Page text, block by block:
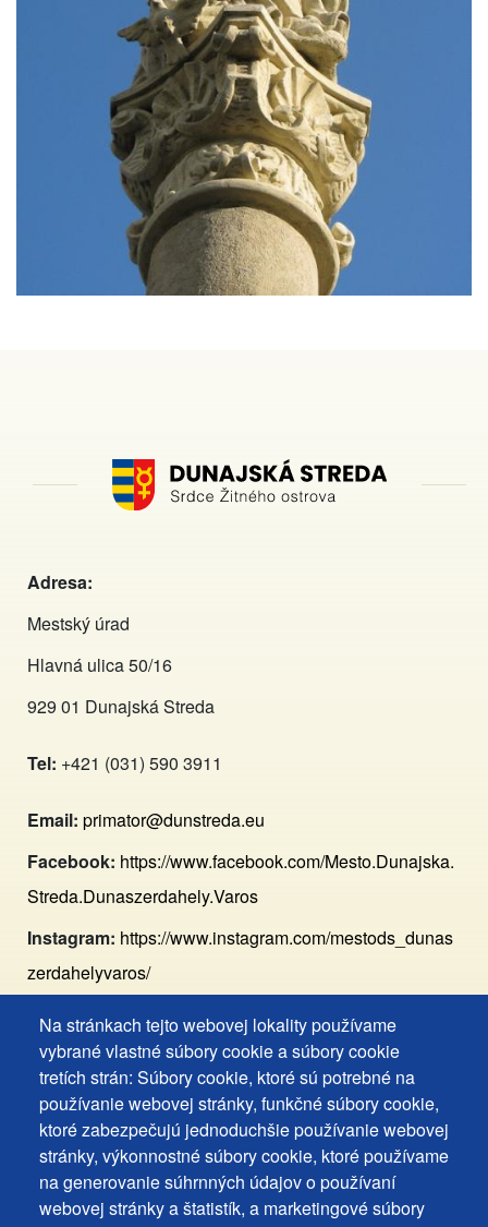
Na stránkach tejto webovej lokality používame
vybrané vlastné súbory cookie a súbory cookie
tretích strán: Súbory cookie, ktoré sú potrebné na
používanie webovej stránky, funkčné súbory cookie,
ktoré zabezpečujú jednoduchšie používanie webovej
stránky, výkonnostné súbory cookie, ktoré používame
na generovanie súhrnných údajov o používaní
webovej stránky a štatistík, a marketingové súbory
Adresa:
Mestský úrad
Hlavná ulica 50/16
929 01 Dunajská Streda
Tel: +421 (031) 590 3911
Email: primator@dunstreda.eu
Facebook: https://www.facebook.com/Mesto.Dunajska.
Streda.Dunaszerdahely.Varos
Instagram: https://www.instagram.com/mestods_dunas
zerdahelyvaros/
Footer
Cookies
+
ochrana
osobných
Vyhlásenie o prístupnosti
Často kladené otázky
Ochrana osobných údajov
Používanie súborov cookies
Nastavenie cookies
Podnety a spätná väzba